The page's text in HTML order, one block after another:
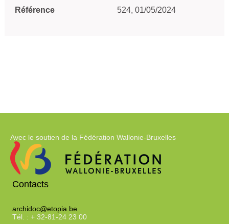
Référence 524, 01/05/2024
Avec le soutien de la Fédération Wallonie-Bruxelles
Contacts
archidoc@etopia.be
Tél. : + 32-81-24 23 00